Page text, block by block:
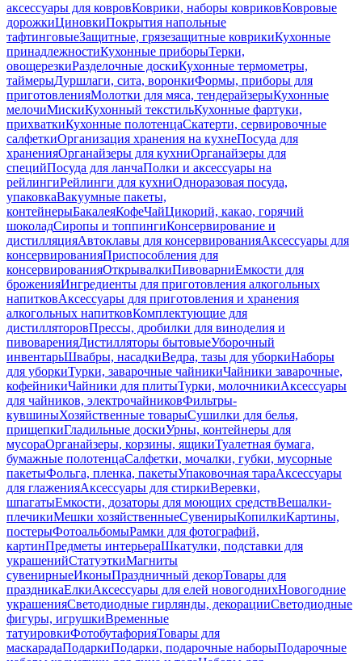
аксессуары для ковровКоврики, наборы ковриковКовровые
дорожкиЦиновкиПокрытия напольные
тафтинговыеЗащитные, грязезащитные коврикиКухонные
принадлежностиКухонные приборыТерки,
овощерезкиРазделочные доскиКухонные термометры,
таймерыДуршлаги, сита, воронкиФормы, приборы для
приготовленияМолотки для мяса, тендерайзерыКухонные
мелочиМискиКухонный текстильКухонные фартуки,
прихваткиКухонные полотенцаСкатерти, сервировочные
салфеткиОрганизация хранения на кухнеПосуда для
храненияОрганайзеры для кухниОрганайзеры для
специйПосуда для ланчаПолки и аксессуары на
рейлингиРейлинги для кухниОдноразовая посуда,
упаковкаВакуумные пакеты,
контейнерыБакалеяКофеЧайЦикорий, какао, горячий
шоколадСиропы и топпингиКонсервирование и
дистилляцияАвтоклавы для консервированияАксессуары для
консервированияПриспособления для
консервированияОткрывалкиПивоварниЕмкости для
броженияИнгредиенты для приготовления алкогольных
напитковАксессуары для приготовления и хранения
алкогольных напитковКомплектующие для
дистилляторовПрессы, дробилки для виноделия и
пивоваренияДистилляторы бытовыеУборочный
инвентарьШвабры, насадкиВедра, тазы для уборкиНаборы
для уборкиТурки, заварочные чайникиЧайники заварочные,
кофейникиЧайники для плитыТурки, молочникиАксессуары
для чайников, электрочайниковФильтры-
кувшиныХозяйственные товарыСушилки для белья,
прищепкиГладильные доскиУрны, контейнеры для
мусораОрганайзеры, корзины, ящикиТуалетная бумага,
бумажные полотенцаСалфетки, мочалки, губки, мусорные
пакетыФольга, пленка, пакетыУпаковочная тараАксессуары
для глаженияАксессуары для стиркиВеревки,
шпагатыЕмкости, дозаторы для моющих средствВешалки-
плечикиМешки хозяйственныеСувенирыКопилкиКартины,
постерыФотоальбомыРамки для фотографий,
картинПредметы интерьераШкатулки, подставки для
украшенийСтатуэткиМагниты
сувенирныеИконыПраздничный декорТовары для
праздникаЕлкиАксессуары для елей новогоднихНовогодние
украшенияСветодиодные гирлянды, декорацииСветодиодные
фигуры, игрушкиВременные
татуировкиФотобутафорияТовары для
маскарадаПодаркиПодарки, подарочные наборыПодарочные